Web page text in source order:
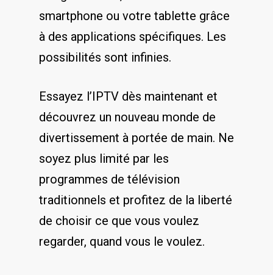
smartphone ou votre‍ tablette grâce
‌à des applications spécifiques. Les
possibilités sont⁤ infinies.
Essayez ⁣l’IPTV dès‌ maintenant et
‍découvrez un nouveau monde de
‌divertissement ​à portée‌ de main. Ne
soyez plus limité par les
programmes ‍de télévision
traditionnels et⁤ profitez de la liberté
de‌ choisir ce que vous voulez
regarder, quand vous le‍ voulez.